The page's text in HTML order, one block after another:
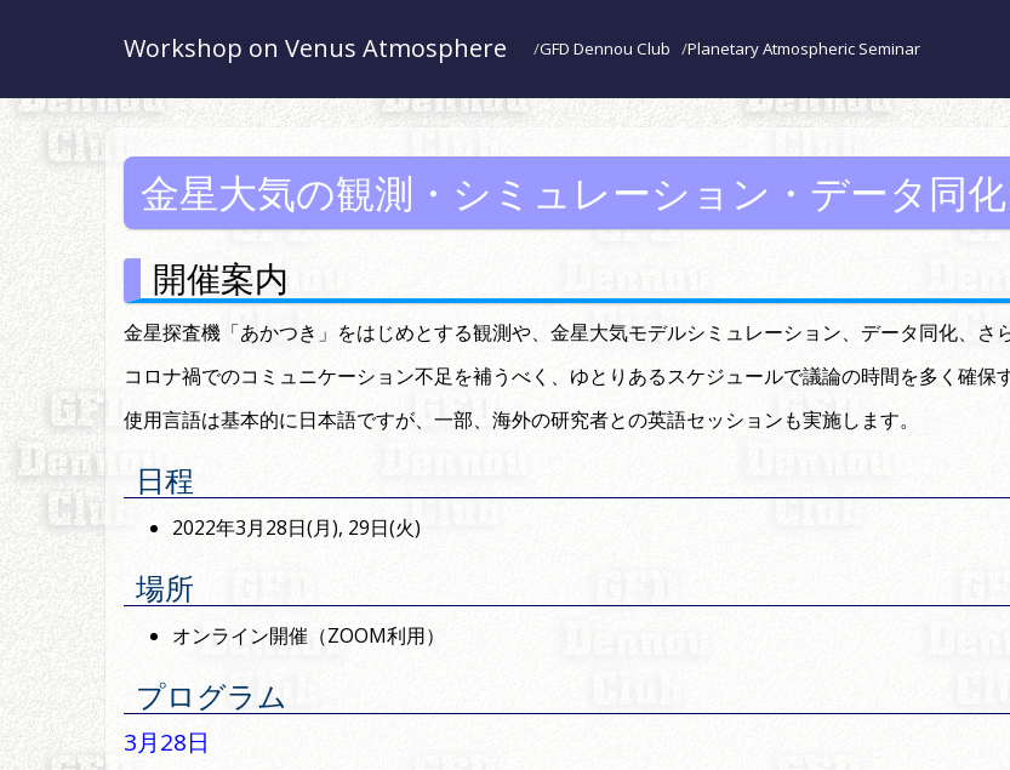
Workshop on Venus Atmosphere GFD Dennou Club Planetary Atmospheric Seminar
金星大気の観測・シミュレーション・データ同
開催案内
金星探査機「あかつき」をはじめとする観測や、金星大気モデルシミュレーション、データ同化、さ
コロナ禍でのコミュニケーション不足を補うべく、ゆとりあるスケジュールで議論の時間を多く確保
使用言語は基本的に日本語ですが、一部、海外の研究者との英語セッションも実施します。
日程
2022年3月28日(月), 29日(火)
場所
オンライン開催（ZOOM利用）
プログラム
3月28日